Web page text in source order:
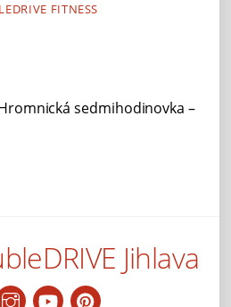
FITNESS
Hromnická sedmihodinovka –
Jihlava